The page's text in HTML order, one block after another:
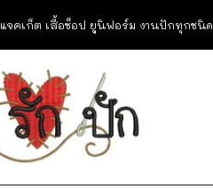
จคเก็ต เสื้อช็อป ยูนิฟอร์ม งานปักทุกชนิด